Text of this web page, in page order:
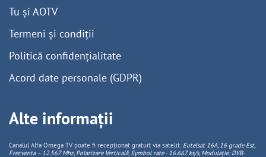
Tu și AOTV
Termeni și condiții
Politică confidențialitate
Acord date personale (GDPR)
Alte informații
Canalul Alfa Omega TV poate fi recepționat gratuit via satelit: Eutelsat 16A, 16 grade Est,
Frecventa – 12.567 Mhz, PolarizareVerticală, Symbol rate - 16.667 ks/s, Modulație: DVB-